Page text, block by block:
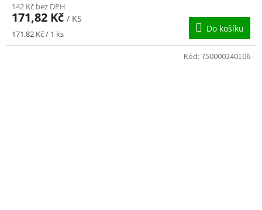
142 Kč bez DPH
171,82 Kč / KS
Měrná
cena:
171,82 Kč / 1 ks Do košíku
Kód: 750000240106